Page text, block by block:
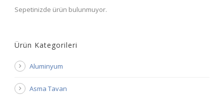
Sepetinizde ürün bulunmuyor.
Ürün Kategorileri
Aluminyum
Asma Tavan